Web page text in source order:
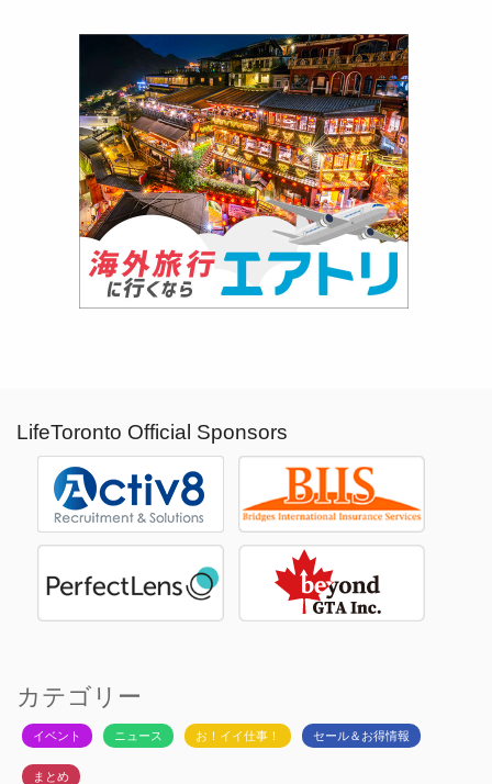
LifeToronto Official Sponsors
カテゴリー
イベント ニュース お！イイ仕事！ セール＆お得情報
まとめ